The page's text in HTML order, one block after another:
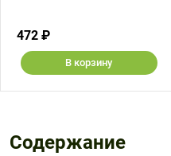
472 ₽
В корзину
Содержание